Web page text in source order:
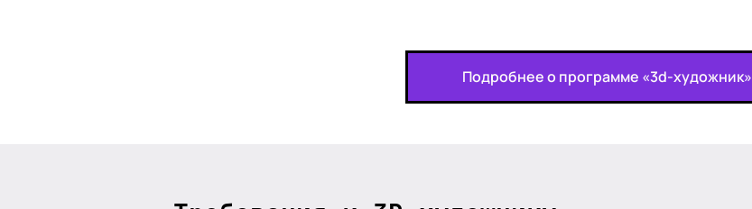
Подробнее о программе «3d-художник»